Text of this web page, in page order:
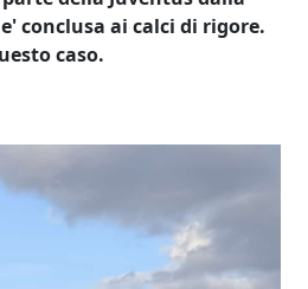
conclusa ai calci di rigore.
caso.